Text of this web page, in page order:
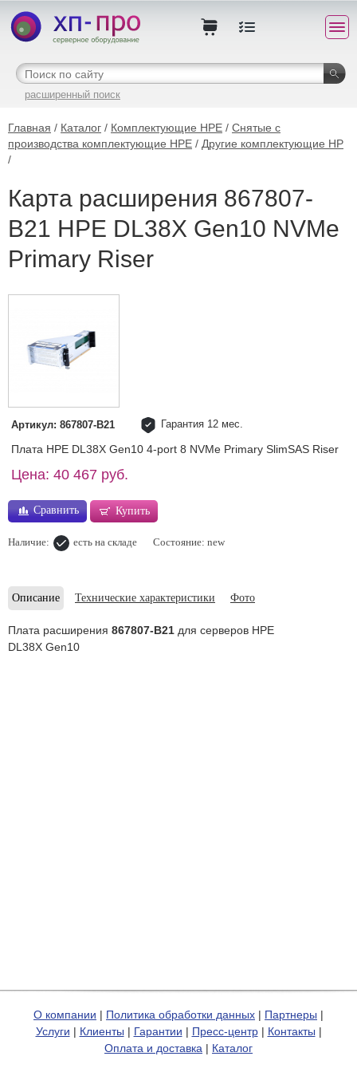
расширенный поиск
Главная / Каталог / Комплектующие HPE / Снятые с
производства комплектующие HPE / Другие комплектующие HP
/
Карта расширения 867807-
B21 HPE DL38X Gen10 NVMe
Primary Riser
Артикул: 867807-B21 Гарантия 12 мес.
Плата HPE DL38X Gen10 4-port 8 NVMe Primary SlimSAS Riser
Цена: 40 467 руб.
Сравнить Купить
Наличие: есть на складе Состояние: new
Описание Технические характеристики Фото
Плата расширения 867807-B21 для серверов HPE
DL38X Gen10
О компании | Политика обработки данных | Партнеры |
Услуги | Клиенты | Гарантии | Пресс-центр| Контакты |
Оплата и доставка | Каталог